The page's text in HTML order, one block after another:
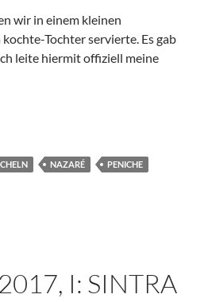
wir in einem kleinen
Tochter servierte. Es gab
leite hiermit offiziell meine
NAZARÉ
PENICHE
I: SINTRA